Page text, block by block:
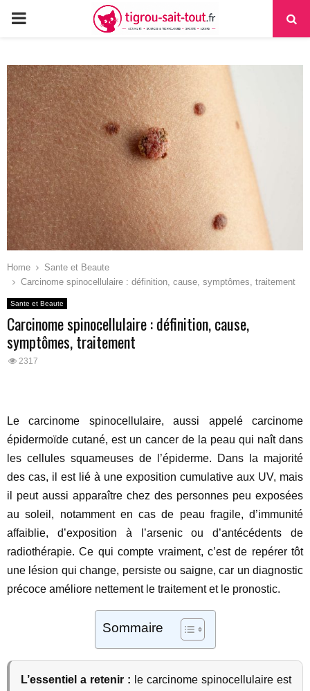
PRIMARY
Home
Sante et Beaute
Carcinome spinocellulaire : définition, cause, symptômes, traitement
Sante et Beaute
Carcinome spinocellulaire : définition, cause,
symptômes, traitement
2317
Le carcinome spinocellulaire, aussi appelé carcinome
épidermoïde cutané, est un cancer de la peau qui naît dans
les cellules squameuses de l’épiderme. Dans la majorité
des cas, il est lié à une exposition cumulative aux UV, mais
il peut aussi apparaître chez des personnes peu exposées
au soleil, notamment en cas de peau fragile, d’immunité
affaiblie, d’exposition à l’arsenic ou d’antécédents de
radiothérapie. Ce qui compte vraiment, c’est de repérer tôt
une lésion qui change, persiste ou saigne, car un diagnostic
précoce améliore nettement le traitement et le pronostic.
Sommaire
L’essentiel a retenir : le carcinome spinocellulaire est